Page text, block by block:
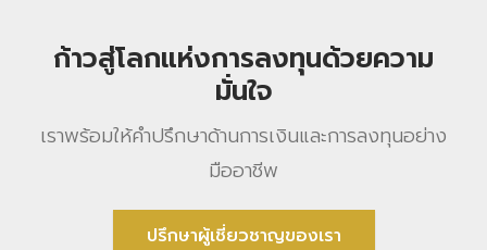
ก้าวสู่โลกแห่งการลงทุนด้วยความ
มั่นใจ
เราพร้อมให้คําปรึกษาด้านการเงินและการลงทุนอย่าง
มืออาชีพ
ปรึกษาผู้เชี่ยวชาญของเรา